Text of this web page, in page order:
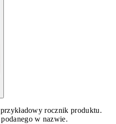
rocznik produktu.
w nazwie.